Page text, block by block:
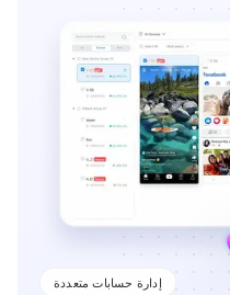
إدارة حسابات متعددة